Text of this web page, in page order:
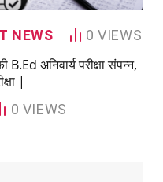
NEWS 0VIEWS
अनिवार्य परीक्षा संपन्न,
|
0 VIEWS